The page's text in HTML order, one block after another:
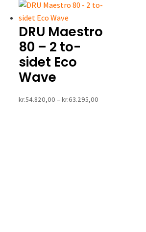
DRU Maestro
80 – 2 to-
sidet Eco
Wave
kr.54.820,00 – kr.63.295,00